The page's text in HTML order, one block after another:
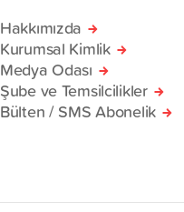
Hakkımızda
Kurumsal Kimlik
Medya Odası
Şube ve Temsilcilikler
Bülten / SMS Abonelik